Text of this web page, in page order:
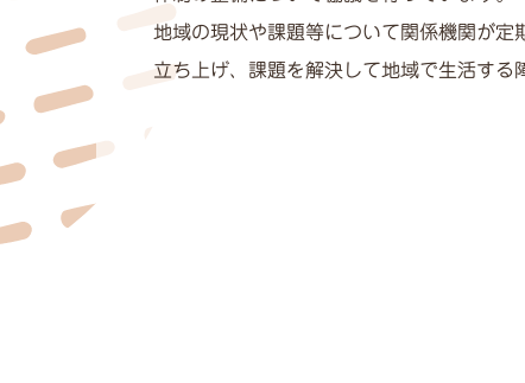
地域の現状や課題等について関係機関が
立ち上げ、課題を解決して地域で生活する